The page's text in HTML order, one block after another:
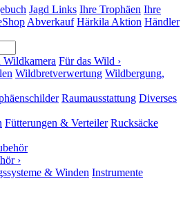
Jagd Links Ihre Trophäen Ihre
Abverkauf Härkila Aktion Händler
Wildkamera Für das Wild ›
Wildbretverwertung Wildbergung,
Raumausstattung Diverses
Fütterungen & Verteiler Rucksäcke
›
& Winden Instrumente